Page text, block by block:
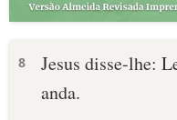
8
Jesus disse-lhe:
anda.